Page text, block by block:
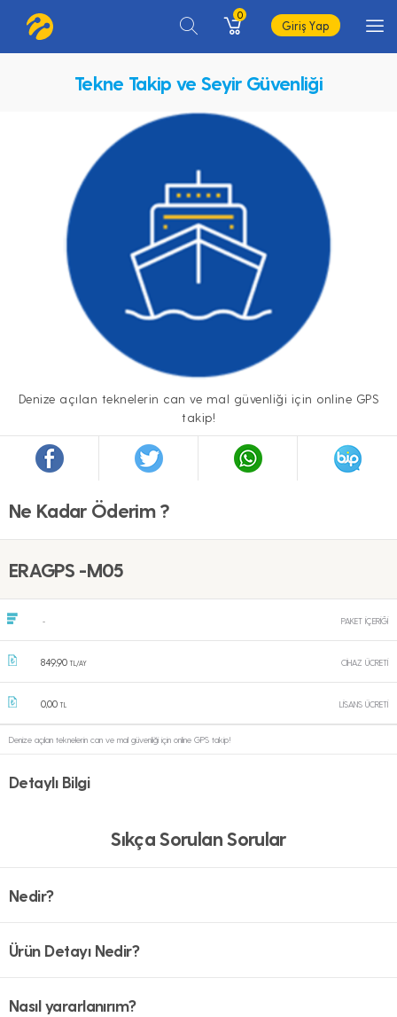
0
Giriş Yap
Tekne Takip ve Seyir Güvenliği
Denize açılan teknelerin can ve mal güvenliği için online GPS
takip!
Ne Kadar Öderim ?
ERAGPS -M05
- PAKET İÇERİĞİ
849,90 TL/AY CİHAZ ÜCRETİ
0,00 TL LİSANS ÜCRETİ
Denize açılan teknelerin can ve mal güvenliği için online GPS takip!
Detaylı Bilgi
Sıkça Sorulan Sorular
Nedir?
Ürün Detayı Nedir?
Nasıl yararlanırım?